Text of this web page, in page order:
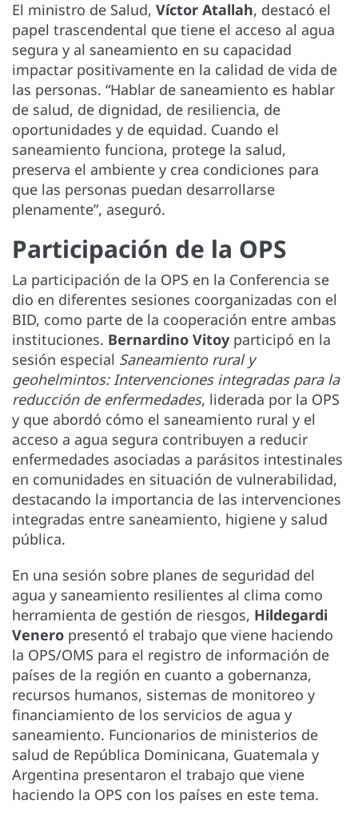
El ministro de Salud, Víctor Atallah, destacó el
papel trascendental que tiene el acceso al agua
segura y al saneamiento en su capacidad
impactar positivamente en la calidad de vida de
las personas. “Hablar de saneamiento es hablar
de salud, de dignidad, de resiliencia, de
oportunidades y de equidad. Cuando el
saneamiento funciona, protege la salud,
preserva el ambiente y crea condiciones para
que las personas puedan desarrollarse
plenamente”, aseguró.
Participación de la OPS
La participación de la OPS en la Conferencia se
dio en diferentes sesiones coorganizadas con el
BID, como parte de la cooperación entre ambas
instituciones. Bernardino Vitoy participó en la
sesión especial Saneamiento rural y
geohelmintos: Intervenciones integradas para la
reducción de enfermedades, liderada por la OPS
y que abordó cómo el saneamiento rural y el
acceso a agua segura contribuyen a reducir
enfermedades asociadas a parásitos intestinales
en comunidades en situación de vulnerabilidad,
destacando la importancia de las intervenciones
integradas entre saneamiento, higiene y salud
pública.
En una sesión sobre planes de seguridad del
agua y saneamiento resilientes al clima como
herramienta de gestión de riesgos, Hildegardi
Venero presentó el trabajo que viene haciendo
la OPS/OMS para el registro de información de
países de la región en cuanto a gobernanza,
recursos humanos, sistemas de monitoreo y
financiamiento de los servicios de agua y
saneamiento. Funcionarios de ministerios de
salud de República Dominicana, Guatemala y
Argentina presentaron el trabajo que viene
haciendo la OPS con los países en este tema.